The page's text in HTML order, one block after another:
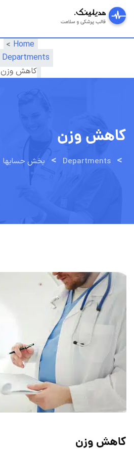
پرش
Home
>
Departments
کاهش وزن
کاهش وزن
>
Departments
> بخش حسابها
کاهش وزن